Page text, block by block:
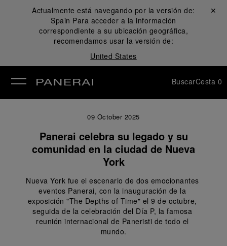
Actualmente está navegando por la versión de:
Spain Para acceder a la información
correspondiente a su ubicación geográfica,
recomendamos usar la versión de:
United States
Cerrar ✕
BuscarCesta 0
09 October 2025
Panerai celebra su legado y su
comunidad en la ciudad de Nueva
York
Nueva York fue el escenario de dos emocionantes
eventos Panerai, con la inauguración de la
exposición "The Depths of Time" el 9 de octubre,
seguida de la celebración del Día P, la famosa
reunión internacional de Paneristi de todo el
mundo.